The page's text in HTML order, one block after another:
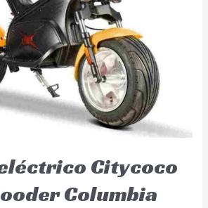
Citycoco
Columbia